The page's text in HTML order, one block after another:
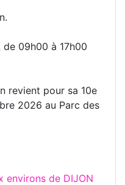
09h00 à 17h00
revient pour sa 10e
2026 au Parc des
environs de DIJON